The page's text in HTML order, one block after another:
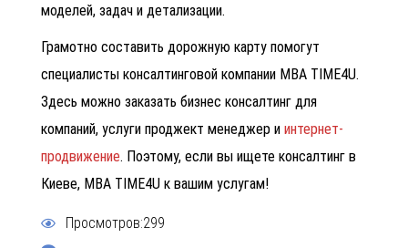
моделей, задач и детализации.
Грамотно составить дорожную карту помогут
специалисты консалтинговой компании MBA TIME4U.
Здесь можно заказать бизнес консалтинг для
компаний, услуги проджект менеджер и интернет-
продвижение. Поэтому, если вы ищете консалтинг в
Киеве, MBA TIME4U к вашим услугам!
Просмотров:299